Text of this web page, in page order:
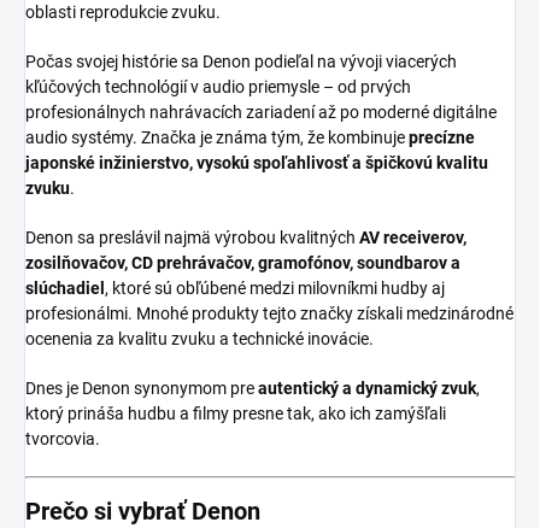
oblasti reprodukcie zvuku.
Počas svojej histórie sa Denon podieľal na vývoji viacerých
kľúčových technológií v audio priemysle – od prvých
profesionálnych nahrávacích zariadení až po moderné digitálne
audio systémy. Značka je známa tým, že kombinujeprecízne
japonské inžinierstvo, vysokú spoľahlivosť a špičkovú kvalitu
zvuku.
Denon sa preslávil najmä výrobou kvalitných AV receiverov,
zosilňovačov, CD prehrávačov, gramofónov, soundbarov a
slúchadiel , ktoré sú obľúbené medzi milovníkmi hudby aj
profesionálmi. Mnohé produkty tejto značky získali medzinárodné
ocenenia za kvalitu zvuku a technické inovácie.
Dnes je Denon synonymom preautentický a dynamický zvuk,
ktorý prináša hudbu a filmy presne tak, ako ich zamýšľali
tvorcovia.
Prečo si vybrať Denon